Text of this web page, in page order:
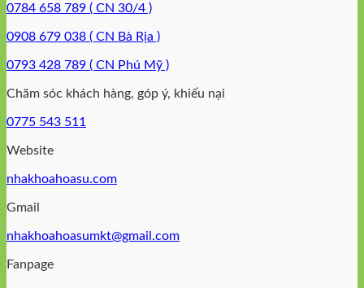
0784 658 789 ( CN 30/4 )
0908 679 038 ( CN Bà Rịa )
0793 428 789 ( CN Phú Mỹ )
Chăm sóc khách hàng, góp ý, khiếu nại
0775 543 511
Website
nhakhoahoasu.com
Gmail
nhakhoahoasumkt@gmail.com
Fanpage